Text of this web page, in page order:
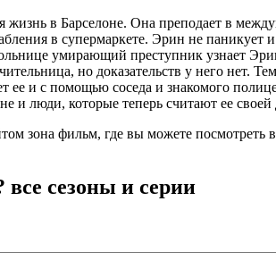
жизнь в Барселоне. Она преподает в
в супермаркете. Эрин не паникует
умирающий преступник узнает
но доказательств у него нет.
ее и с помощью соседа и знакомого
и люди, которые теперь считают ее
зона фильм, где вы можете
сезоны и серии